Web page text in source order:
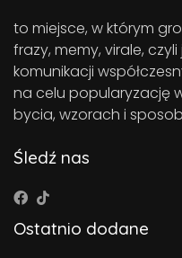
to miejsce, w którym
frazy, memy, virale,
komunikacji
na celu popularyzację
bycia, wzorach i
Śledź nas
Ostatnio dodane